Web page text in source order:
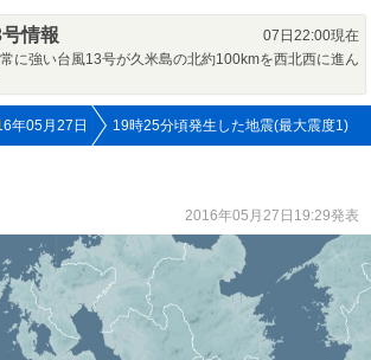
情報
07日22:00現在
に強い台風13号が久米島の北約100kmを西北西に進ん
年05月27日 19時25分頃発生した地震(最大震度1)
2016年05月27日19:29発表